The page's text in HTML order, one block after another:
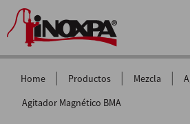
Home | Productos | Mezcla |
Agitador Magnético BMA